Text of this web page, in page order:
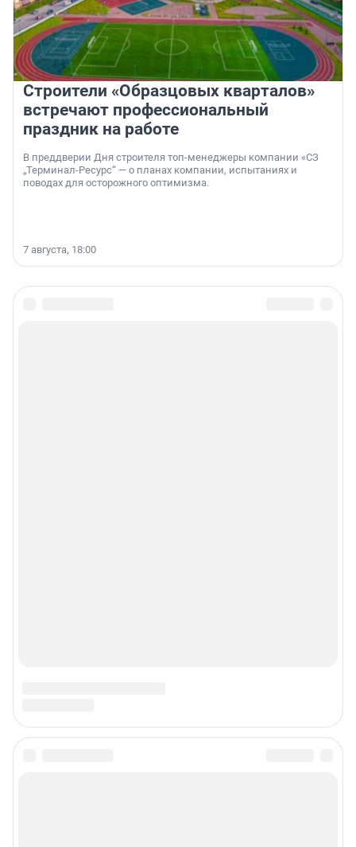
Строители «Образцовых кварталов»
встречают профессиональный
праздник на работе
В преддверии Дня строителя топ-менеджеры компании «СЗ
„Терминал-Ресурс“ — о планах компании, испытаниях и
поводах для осторожного оптимизма.
7 августа, 18:00